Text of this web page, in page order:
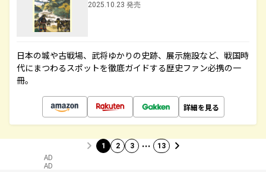
2025.10.23 発売
日本の城や古戦場、武将ゆかりの史跡、展示施設など、戦国時
代にまつわるスポットを徹底ガイドする歴史ファン必携の一
冊。
詳細を見る
1 2 3 … 13
AD
AD